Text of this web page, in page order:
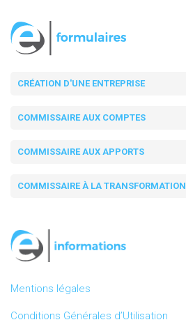
CRÉATION D'UNE ENTREPRISE
COMMISSAIRE AUX COMPTES
COMMISSAIRE AUX APPORTS
COMMISSAIRE À LA TRANSFORMATION
Mentions légales
Conditions Générales d’Utilisation